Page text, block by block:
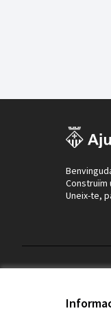
Construïm
Uneix-te,